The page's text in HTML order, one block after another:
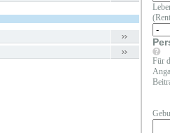
Für